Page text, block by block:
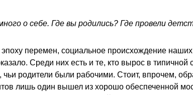
о себе. Где вы родились? Где провели
перемен, социальное происхождение
Среди них есть и те, кто вырос в типичной
чьи родители были рабочими. Стоит, впрочем,
лишь один вышел из хорошо обеспеченной